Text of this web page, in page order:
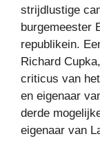
strijdlustige
burgemeester
republikein.
Richard
criticus van
en eigenaar
derde
eigenaar van